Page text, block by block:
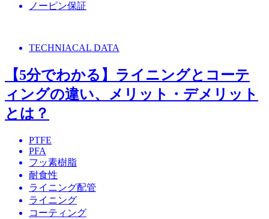
ノーピン保証
TECHNIACAL DATA
【5分でわかる】ライニングとコーテ
ィングの違い、メリット・デメリット
とは？
PTFE
PFA
フッ素樹脂
耐食性
ライニング配管
ライニング
コーティング